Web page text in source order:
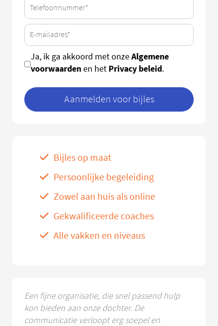
Ja, ik ga akkoord met onzeAlgemene
voorwaardenen het Privacy beleid.
Aanmelden voor bijles
Bijles op maat
Persoonlijke begeleiding
Zowel aan huis als online
Gekwalificeerde coaches
Alle vakken en niveaus
Een fijne organisatie, die snel passend hulp
kon bieden aan onze dochter. De
communicatie verloopt erg soepel en